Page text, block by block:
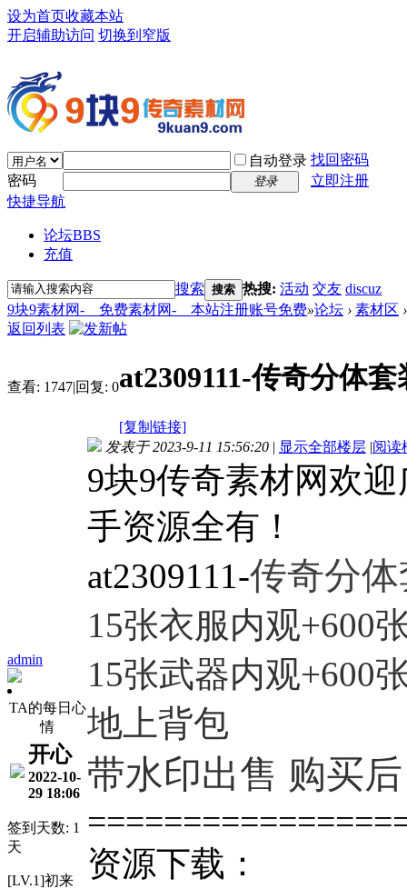
设为首页收藏本站
开启辅助访问 切换到窄版
自动登录 找回密码
密码
登录
立即注册
快捷导航
论坛BBS
充值
搜索 搜索 热搜: 活动 交友 discuz
9块9素材网-＿免费素材网-＿本站注册账号免费»论坛 › 素材区 ›
返回列表
查看: 1747|回复: 0at2309111-传奇分体
[复制链接]
admin
TA的每日心
情
开心
2022-10-
29 18:06
签到天数: 1
天
[LV.1]初来
发表于 2023-9-11 15:56:20 | 显示全部楼层 |阅读
9块9传奇素材网欢
手资源全有！
at2309111-传奇分
15张衣服内观+600
15张武器内观+600
地上背包
带水印出售 购买
资源下载：